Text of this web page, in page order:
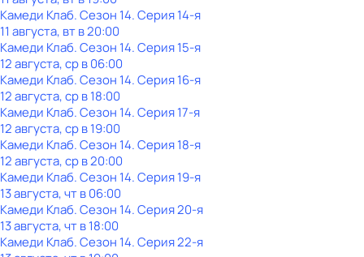
Камеди Клаб. Сезон 14. Серия 14-я
11 августа, вт в 20:00
Камеди Клаб. Сезон 14. Серия 15-я
12 августа, ср в 06:00
Камеди Клаб. Сезон 14. Серия 16-я
12 августа, ср в 18:00
Камеди Клаб. Сезон 14. Серия 17-я
12 августа, ср в 19:00
Камеди Клаб. Сезон 14. Серия 18-я
12 августа, ср в 20:00
Камеди Клаб. Сезон 14. Серия 19-я
13 августа, чт в 06:00
Камеди Клаб. Сезон 14. Серия 20-я
13 августа, чт в 18:00
Камеди Клаб. Сезон 14. Серия 22-я